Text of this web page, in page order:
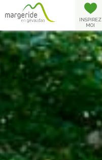
INSPIREZ
MOI
Panneau de gestion des cookies